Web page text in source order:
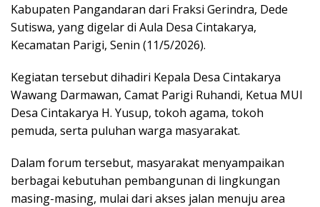
Kabupaten Pangandaran dari Fraksi Gerindra, Dede
Sutiswa, yang digelar di Aula Desa Cintakarya,
Kecamatan Parigi, Senin (11/5/2026).
Kegiatan tersebut dihadiri Kepala Desa Cintakarya
Wawang Darmawan, Camat Parigi Ruhandi, Ketua MUI
Desa Cintakarya H. Yusup, tokoh agama, tokoh
pemuda, serta puluhan warga masyarakat.
Dalam forum tersebut, masyarakat menyampaikan
berbagai kebutuhan pembangunan di lingkungan
masing-masing, mulai dari akses jalan menuju area